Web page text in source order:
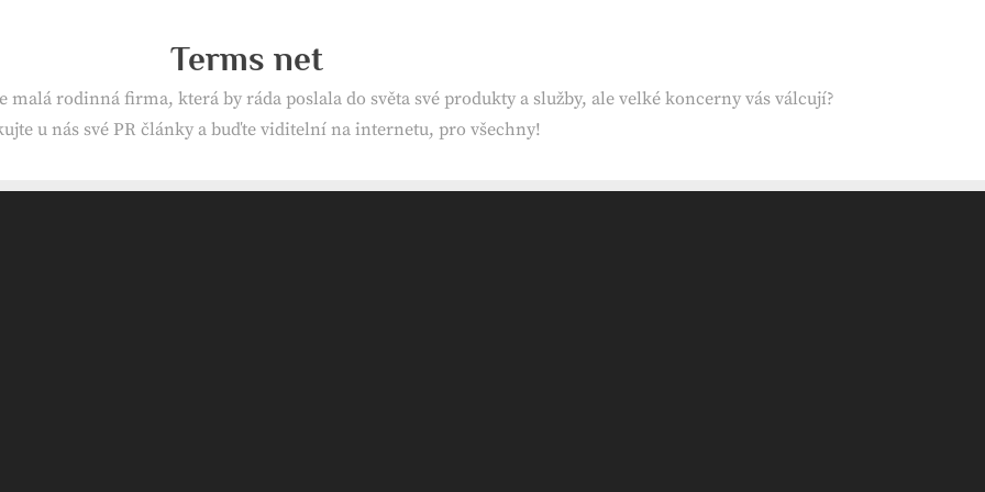
Terms net
malá rodinná firma, která by ráda poslala do světa své produkty a služby, ale velké koncerny vás válcují?
u nás své PR články a buďte viditelní na internetu, pro všechny!